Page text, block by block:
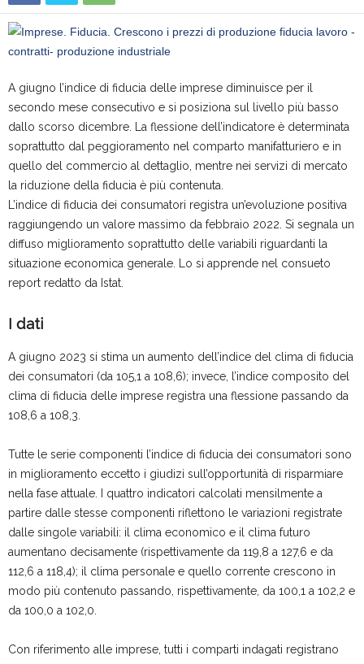
A giugno l’indice di fiducia delle imprese diminuisce per il
secondo mese consecutivo e si posiziona sul livello più basso
dallo scorso dicembre. La flessione dell’indicatore è determinata
soprattutto dal peggioramento nel comparto manifatturiero e in
quello del commercio al dettaglio, mentre nei servizi di mercato
la riduzione della fiducia è più contenuta.
L’indice di fiducia dei consumatori registra un’evoluzione positiva
raggiungendo un valore massimo da febbraio 2022. Si segnala un
diffuso miglioramento soprattutto delle variabili riguardanti la
situazione economica generale. Lo si apprende nel consueto
report redatto da Istat.
I dati
A giugno 2023 si stima un aumento dell’indice del clima di fiducia
dei consumatori (da 105,1 a 108,6); invece, l’indice composito del
clima di fiducia delle imprese registra una flessione passando da
108,6 a 108,3.
Tutte le serie componenti l’indice di fiducia dei consumatori sono
in miglioramento eccetto i giudizi sull’opportunità di risparmiare
nella fase attuale. I quattro indicatori calcolati mensilmente a
partire dalle stesse componenti riflettono le variazioni registrate
dalle singole variabili: il clima economico e il clima futuro
aumentano decisamente (rispettivamente da 119,8 a 127,6 e da
112,6 a 118,4); il clima personale e quello corrente crescono in
modo più contenuto passando, rispettivamente, da 100,1 a 102,2 e
da 100,0 a 102,0.
Con riferimento alle imprese, tutti i comparti indagati registrano